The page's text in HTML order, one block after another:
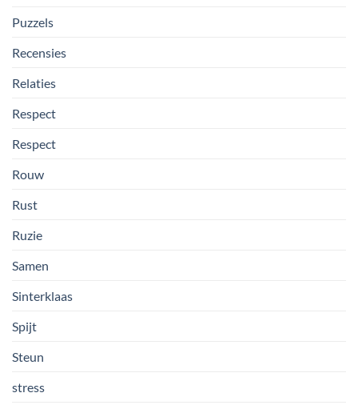
Puzzels
Recensies
Relaties
Respect
Respect
Rouw
Rust
Ruzie
Samen
Sinterklaas
Spijt
Steun
stress